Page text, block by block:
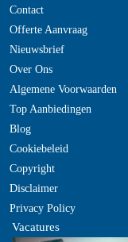
Contact
Offerte Aanvraag
Nieuwsbrief
Over Ons
Algemene Voorwaarden
Top Aanbiedingen
Blog
Cookiebeleid
Copyright
Disclaimer
Privacy Policy
Vacatures